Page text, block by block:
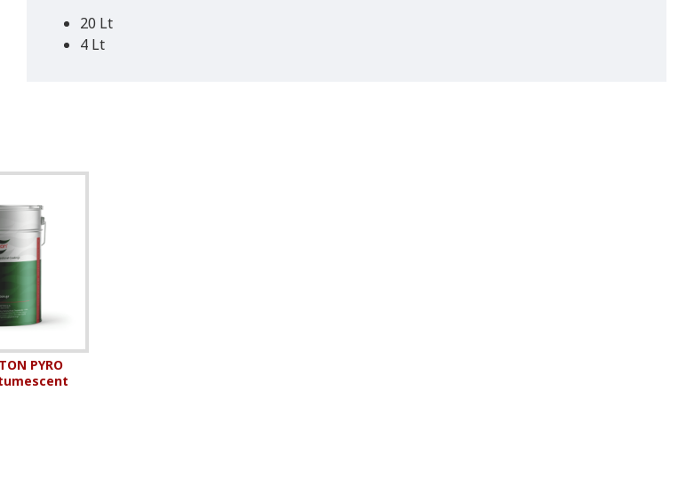
20 Lt
4 Lt
PYRO